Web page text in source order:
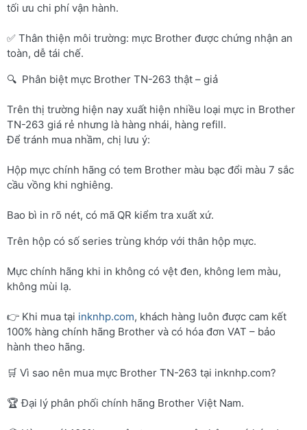
tối ưu chi phí vận hành.
✅ Thân thiện môi trường: mực Brother được chứng nhận an
toàn, dễ tái chế.
🔍 Phân biệt mực Brother TN-263 thật – giả
Trên thị trường hiện nay xuất hiện nhiều loại mực in Brother
TN-263 giá rẻ nhưng là hàng nhái, hàng refill.
Để tránh mua nhầm, chị lưu ý:
Hộp mực chính hãng có tem Brother màu bạc đổi màu 7 sắc
cầu vồng khi nghiêng.
Bao bì in rõ nét, có mã QR kiểm tra xuất xứ.
Trên hộp có số series trùng khớp với thân hộp mực.
Mực chính hãng khi in không có vệt đen, không lem màu,
không mùi lạ.
👉 Khi mua tại inknhp.com, khách hàng luôn được cam kết
100% hàng chính hãng Brother và có hóa đơn VAT – bảo
hành theo hãng.
🛒 Vì sao nên mua mực Brother TN-263 tại inknhp.com?
🏆 Đại lý phân phối chính hãng Brother Việt Nam.